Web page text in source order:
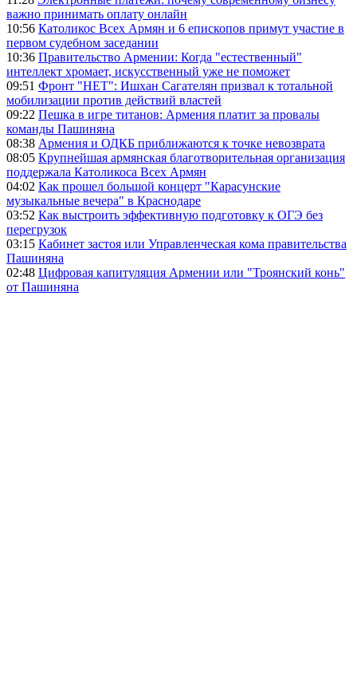
важно принимать оплату онлайн
10:56 Католикос Всех Армян и 6 епископов примут участие в
первом судебном заседании
10:36 Правительство Армении: Когда "естественный"
интеллект хромает, искусственный уже не поможет
09:51 Фронт "НЕТ": Ишхан Сагателян призвал к тотальной
мобилизации против действий властей
09:22 Пешка в игре титанов: Армения платит за провалы
команды Пашиняна
08:38 Армения и ОДКБ приближаются к точке невозврата
08:05 Крупнейшая армянская благотворительная организация
поддержала Католикоса Всех Армян
04:02 Как прошел большой концерт "Карасунские
музыкальные вечера" в Краснодаре
03:52 Как выстроить эффективную подготовку к ОГЭ без
перегрузок
03:15 Кабинет застоя или Управленческая кома правительства
Пашиняна
02:48 Цифровая капитуляция Армении или "Троянский конь"
от Пашиняна